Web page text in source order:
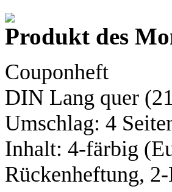
Produkt des
Couponheft
DIN Lang quer
Umschlag: 4
Inhalt: 4-färbig
Rückenheftung,